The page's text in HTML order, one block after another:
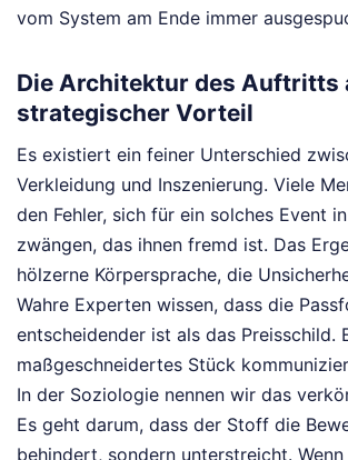
vom System am Ende immer
Die Architektur des Auftritts
strategischer Vorteil
Es existiert ein feiner Unterschied
Verkleidung und Inszenierung. Viele
den Fehler, sich für ein solches Event
zwängen, das ihnen fremd ist. Das
hölzerne Körpersprache, die
Wahre Experten wissen, dass die
entscheidender ist als das Preisschild.
maßgeschneidertes Stück
In der Soziologie nennen wir das
Es geht darum, dass der Stoff die
behindert, sondern unterstreicht. Wenn